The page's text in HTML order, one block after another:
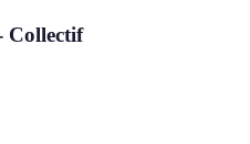
Collectif